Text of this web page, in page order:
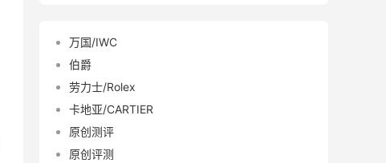
万国/IWC
伯爵
劳力士/Rolex
卡地亚/CARTIER
原创测评
原创评测